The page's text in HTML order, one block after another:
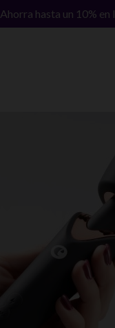
Ahorra hasta un 10%